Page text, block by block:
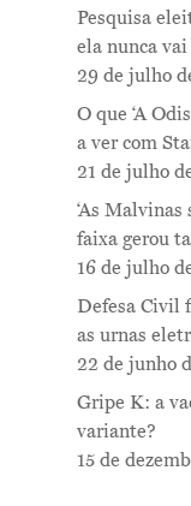
Pesquisa
ela nunca
29 de julho
O que ‘A
a ver com
21 de julho
‘As
faixa gerou
16 de julho
Defesa Civil
as urnas
22 de junho
Gripe K: a
variante?
15 de